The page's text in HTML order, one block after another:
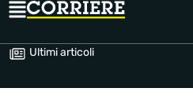
Ultimi articoli